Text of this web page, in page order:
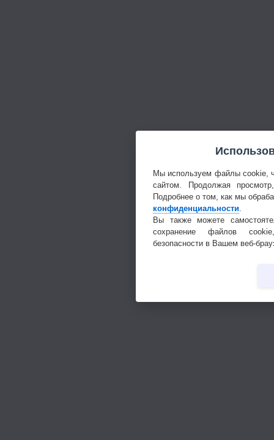
Мы используем файлы cookie,
сайтом. Продолжая
Подробнее о том, как мы
конфиденциальности
Вы также можете
сохранение файлов
безопасности в Вашем веб-